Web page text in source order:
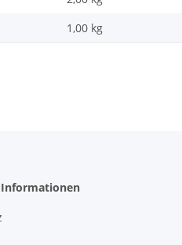
1,00 kg
Informationen